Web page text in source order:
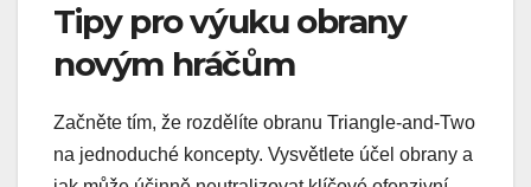
Tipy pro výuku obrany
novým hráčům
Začněte tím, že rozdělíte obranu Triangle-and-Two
na jednoduché koncepty. Vysvětlete účel obrany a